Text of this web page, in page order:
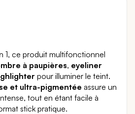
1, ce produit multifonctionnel
à paupières, eyeliner
pour illuminer le teint.
et ultra-pigmentée assure un
tout en étant facile à
stick pratique.